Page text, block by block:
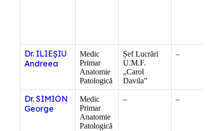
Dr. ILIEȘIU
Andreea
Medic
Primar
Anatomie
Patologică
Șef Lucrări
U.M.F.
„Carol
Davila”
–
Dr. SIMION
George
Medic
Primar
Anatomie
Patologică
– –